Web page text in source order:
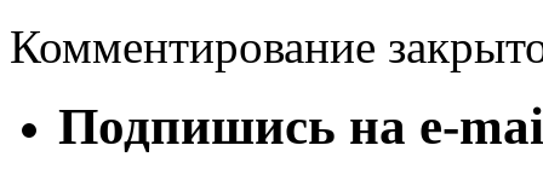
Комментирование
Подпишись на e-